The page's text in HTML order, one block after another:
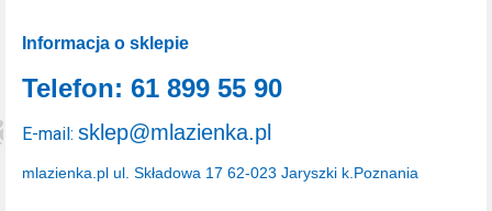
Informacja o sklepie
mlazienka.pl ul. Składowa 17 62-023 Jaryszki k.Poznania
Telefon: 61 899 55 90
E-mail: sklep@mlazienka.pl